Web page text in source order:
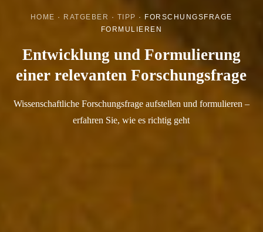
HOME · RATGEBER · TIPP · FORSCHUNGSFRAGE
FORMULIEREN
Entwicklung und Formulierung
einer relevanten Forschungsfrage
Wissenschaftliche Forschungsfrage aufstellen und formulieren –
erfahren Sie, wie es richtig geht